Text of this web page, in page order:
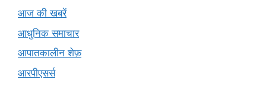
आज की खबरें
आधुनिक समाचार
आपातकालीन शेफ़
आरपीएसर्स